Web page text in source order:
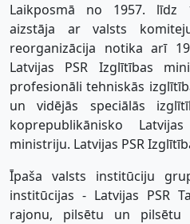
Laikposmā no 1957. līdz
aizstāja ar valsts
reorganizācija notika arī
Latvijas PSR Izglītības
profesionāli tehniskās
un vidējās speciālās
koprepublikānisko
ministriju. Latvijas PSR
Īpaša valsts institūciju
institūcijas - Latvijas PSR
rajonu, pilsētu un pilsētu